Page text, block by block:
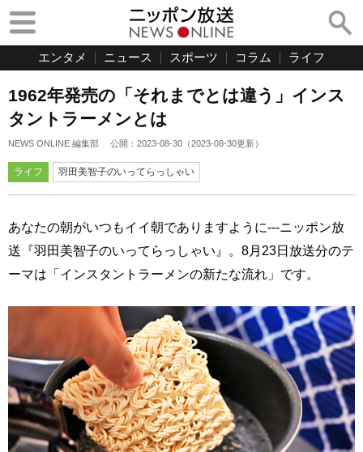
エンタメ ニュース スポーツ コラム ライフ
1962年発売の「それまでとは違う」インス
タントラーメンとは
NEWS ONLINE 編集部 公開： 2023-08-30 （2023-08-30更新）
ライフ 羽田美智子のいってらっしゃい
あなたの朝がいつもイイ朝でありますように---ニッポン放
送『羽田美智子のいってらっしゃい』。8月23日放送分のテ
ーマは「インスタントラーメンの新たな流れ」です。